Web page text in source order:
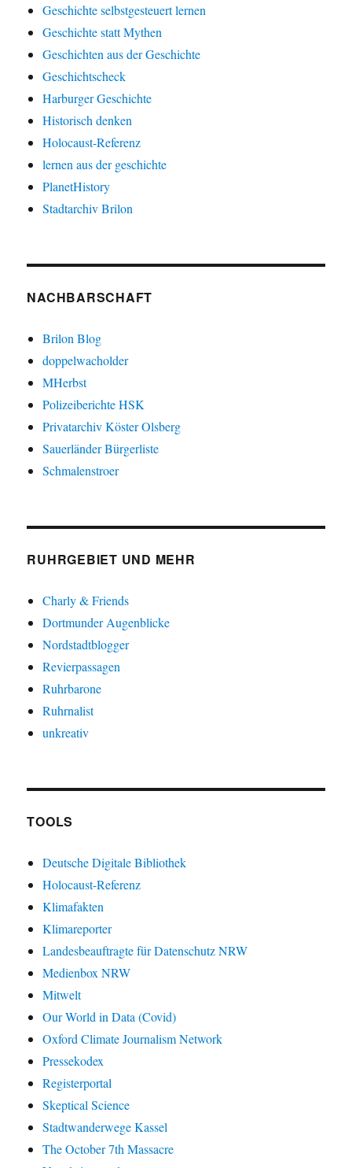
Geschichte selbstgesteuert lernen
Geschichte statt Mythen
Geschichten aus der Geschichte
Geschichtscheck
Harburger Geschichte
Historisch denken
Holocaust-Referenz
lernen aus der geschichte
PlanetHistory
Stadtarchiv Brilon
NACHBARSCHAFT
Brilon Blog
doppelwacholder
MHerbst
Polizeiberichte HSK
Privatarchiv Köster Olsberg
Sauerländer Bürgerliste
Schmalenstroer
RUHRGEBIET UND MEHR
Charly & Friends
Dortmunder Augenblicke
Nordstadtblogger
Revierpassagen
Ruhrbarone
Ruhrnalist
unkreativ
TOOLS
Deutsche Digitale Bibliothek
Holocaust-Referenz
Klimafakten
Klimareporter
Landesbeauftragte für Datenschutz NRW
Medienbox NRW
Mitwelt
Our World in Data (Covid)
Oxford Climate Journalism Network
Pressekodex
Registerportal
Skeptical Science
Stadtwanderwege Kassel
The October 7th Massacre